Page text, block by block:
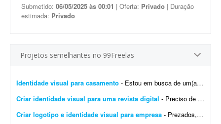
Submetido: 06/05/2025 às 00:01 | Oferta: Privado | Duração
estimada: Privado
Projetos semelhantes no 99Freelas
Identidade visual para casamento - Estou em busca de um(a) designer para desenvolver a identidade visual para o meu casamento. O estilo será inspirado no universo medieval/encantado; temos como referência O Senhor dos A...
Criar identidade visual para uma revista digital - Preciso de uma identidade visual para uma revista digital. Logo, destaques, materiais de apoio, como caneca, camisa, todo branding.
Criar logotipo e identidade visual para empresa - Prezados, tenho uma pessoa em mente para o trabalho e a direcionarei a este projeto. Trata-se da criação de logotipo e identidade visual para a empresa do agronegócio Agromation.